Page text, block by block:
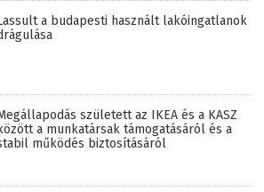
a budapesti használt lakóingatlanok
született az IKEA és a KASZ
között a munkatársak támogatásáról és a
működés biztosításáról